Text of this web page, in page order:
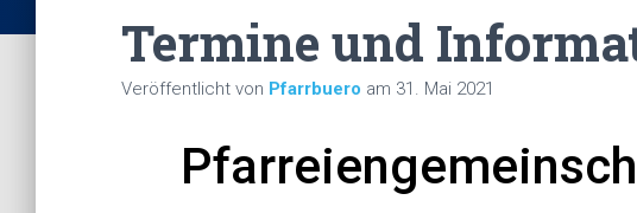
Termine und
Veröffentlicht von Pfarrbuero am 31. Mai 2021
P